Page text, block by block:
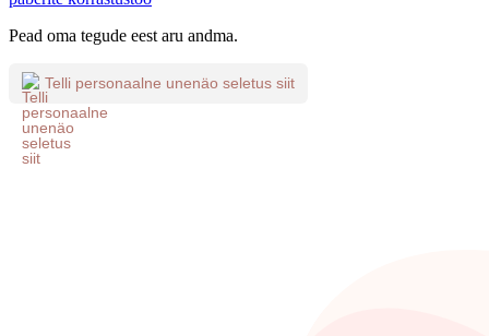
Pead oma tegude eest aru andma.
Telli personaalne unenäo seletus siit